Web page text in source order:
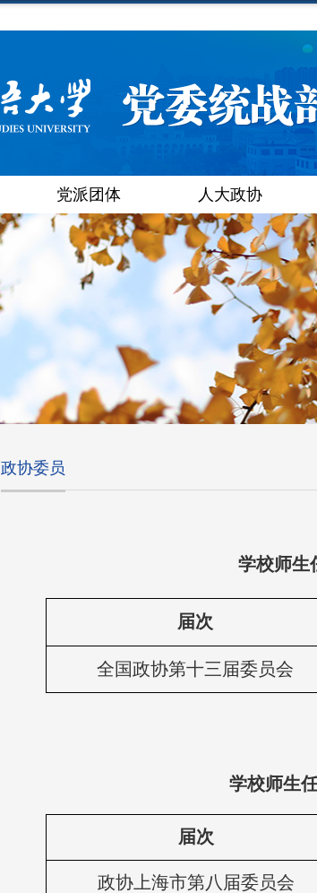
党派团体 人大政协
政协委员
学校师生
届次
全国政协第十三届委员会
学校师生
届次
政协上海市第八届委员会